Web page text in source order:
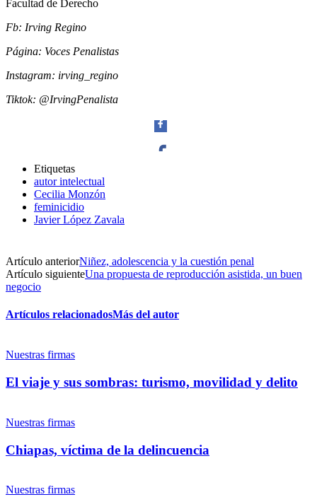
Facultad de Derecho
Fb: Irving Regino
Página: Voces Penalistas
Instagram: irving_regino
Tiktok: @IrvingPenalista
Twitter
Linkedin
Etiquetas
autor intelectual
Cecilia Monzón
feminicidio
Javier López Zavala
Artículo anteriorNiñez, adolescencia y la cuestión penal
Artículo siguienteUna propuesta de reproducción asistida, un buen
negocio
Artículos relacionadosMás del autor
Nuestras firmas
El viaje y sus sombras: turismo, movilidad y delito
Nuestras firmas
Chiapas, víctima de la delincuencia
Nuestras firmas